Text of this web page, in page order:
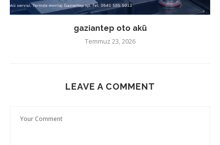
gaziantep oto akü
Temmuz 23, 2026
LEAVE A COMMENT